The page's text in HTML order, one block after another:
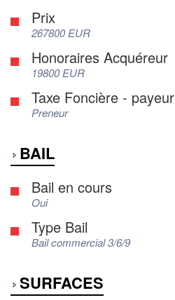
Prix
267800 EUR
Honoraires Acquéreur
19800 EUR
Taxe Foncière - payeur
Preneur
BAIL
Bail en cours
Oui
Type Bail
Bail commercial 3/6/9
SURFACES